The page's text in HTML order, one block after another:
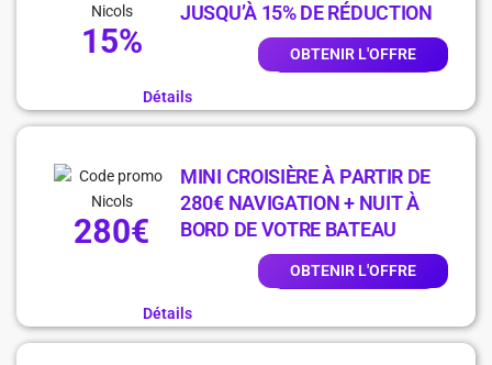
15%
JUSQU’À 15% DE RÉDUCTION
OBTENIR L'OFFRE
Détails
280€
MINI CROISIÈRE À PARTIR DE
280€ NAVIGATION + NUIT À
BORD DE VOTRE BATEAU
OBTENIR L'OFFRE
Détails